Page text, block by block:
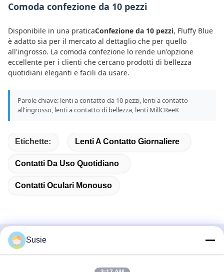
Comoda confezione da 10 pezzi
Disponibile in una praticaConfezione da 10 pezzi, Fluffy Blue
è adatto sia per il mercato al dettaglio che per quello
all'ingrosso. La comoda confezione lo rende un'opzione
eccellente per i clienti che cercano prodotti di bellezza
quotidiani eleganti e facili da usare.
Parole chiave: lenti a contatto da 10 pezzi, lenti a contatto
all'ingrosso, lenti a contatto di bellezza, lenti MillCReeK
Etichette: Lenti A Contatto Giornaliere
Contatti Da Uso Quotidiano
Contatti Oculari Monouso
Contatto rapido
Susie